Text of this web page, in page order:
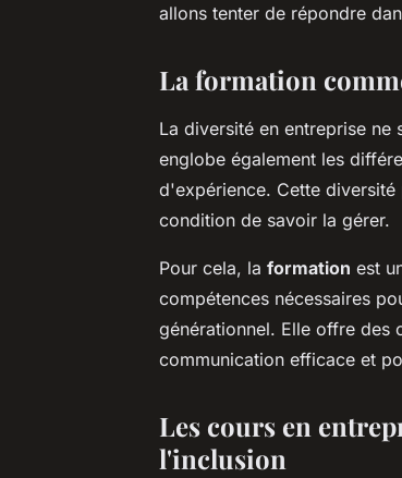
allons tenter de répondre
La formation
La diversité en entreprise
englobe également les
d'expérience. Cette
condition de savoir la gérer.
Pour cela, la formation est
compétences nécessaires
générationnel. Elle offre des
communication efficace et
Les cours en
l'inclusion